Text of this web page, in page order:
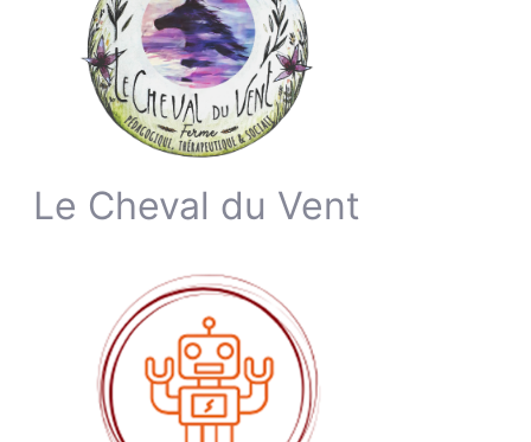
Le Cheval du Vent